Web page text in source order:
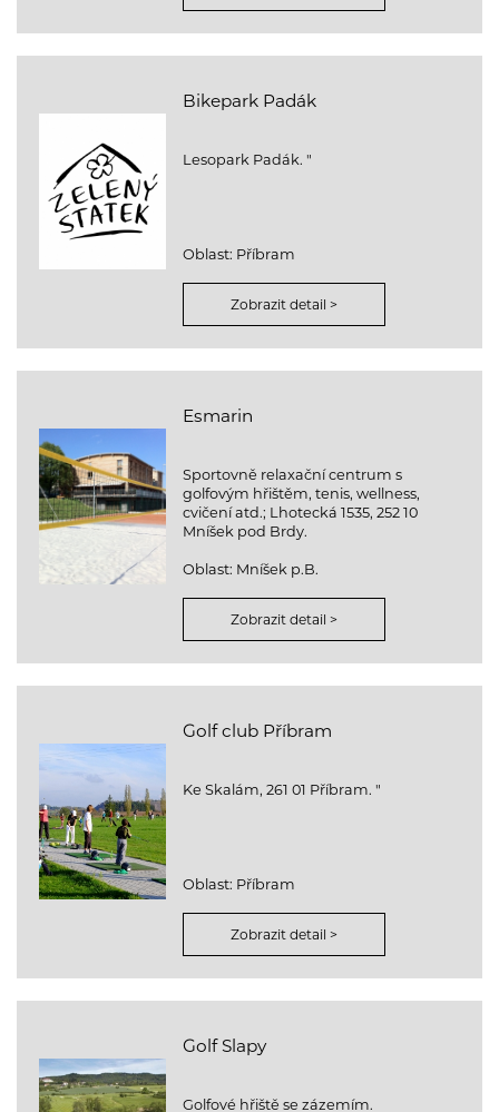
Bikepark Padák
Lesopark Padák. "
Oblast: Příbram
Zobrazit detail >
Esmarin
Sportovně relaxační centrum s
golfovým hřištěm, tenis, wellness,
cvičení atd.; Lhotecká 1535, 252 10
Mníšek pod Brdy.
Oblast: Mníšek p.B.
Zobrazit detail >
Golf club Příbram
Ke Skalám, 261 01 Příbram. "
Oblast: Příbram
Zobrazit detail >
Golf Slapy
Golfové hřiště se zázemím.